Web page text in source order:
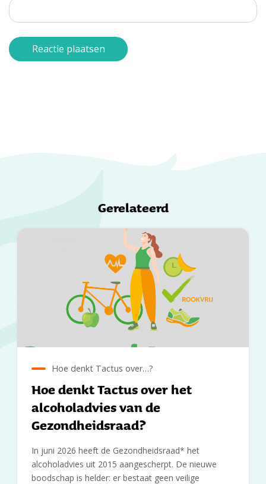
Gerelateerd
Hoe denkt Tactus over…?
Hoe denkt Tactus over het
alcoholadvies van de
Gezondheidsraad?
In juni 2026 heeft de Gezondheidsraad* het
alcoholadvies uit 2015 aangescherpt. De nieuwe
boodschap is helder: er bestaat geen veilige